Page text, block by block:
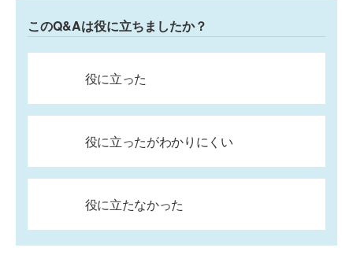
このQ&Aは役に立ちましたか？
役に立った
役に立ったがわかりにくい
役に立たなかった